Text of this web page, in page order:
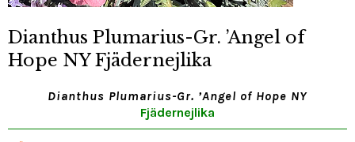
Dianthus Plumarius-Gr. ’Angel of
Hope NY Fjädernejlika
Dianthus Plumarius-Gr. ’Angel of Hope NY
Fjädernejlika